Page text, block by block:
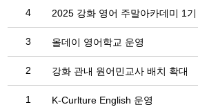
4 2025 강화 영어 주말아카데미 1
3 올데이 영어학교 운영
2 강화 관내 원어민교사 배치 확대
1 K-Curlture English 운영